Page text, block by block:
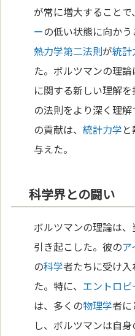
が常に増大することで
ーの低い状態に向かう
熱力学第二法則が統計
た。ボルツマンの理論
に関する新しい理解
の法則をより深く理
の貢献は、統計力学
与えた。
科学界との闘い
ボルツマンの理論は
引き起こした。彼のア
の科学者たちに受け
た。特に、 エントロピ
は、多くの物理学者に
し、ボルツマンは自